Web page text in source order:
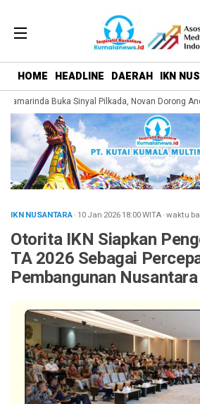
HOME HEADLINE DAERAH IKN
Buka Sinyal Pilkada, Novan Dorong Andi
IKN NUSANTARA· 10 Jan 202618:00WITA·waktu
Otorita IKN Siapkan
TA 2026 Sebagai
Pembangunan Nusantara